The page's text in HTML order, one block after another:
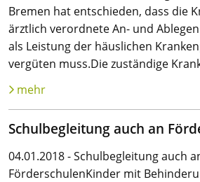
Bremen hat entschieden, dass die
ärztlich verordnete An- und
als Leistung der häuslichen
vergüten muss.Die zuständige
mehr
Schulbegleitung auch an
04.01.2018 - Schulbegleitung auch
FörderschulenKinder mit